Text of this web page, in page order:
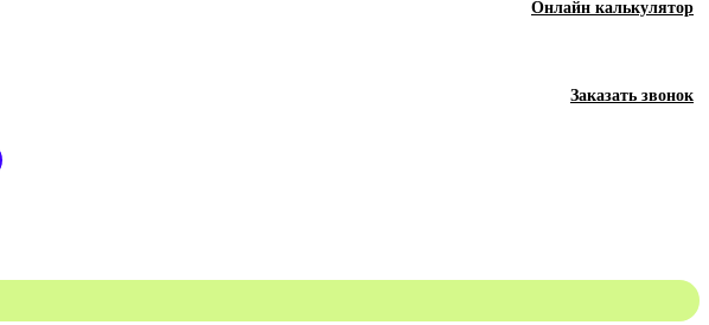
Онлайн калькулятор
Заказать звонок